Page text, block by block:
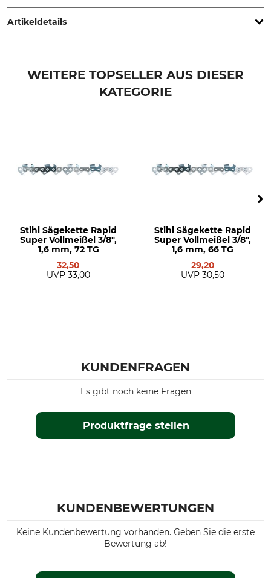
64807 Dieburg, Germany, www.stihl.de
Artikeldetails
Herstellung
WEITERE TOPSELLER AUS DIESER
KATEGORIE
Stihl Sägekette Rapid
Super Vollmeißel 3/8",
1,6 mm, 72 TG
32,50
UVP 33,00
Stihl Sägekette Rapid
Super Vollmeißel 3/8",
1,6 mm, 66 TG
29,20
UVP 30,50
KUNDENFRAGEN
Produktfrage stellen
Es gibt noch keine Fragen
KUNDENBEWERTUNGEN
Keine Kundenbewertung vorhanden. Geben Sie die erste
Bewertung ab!